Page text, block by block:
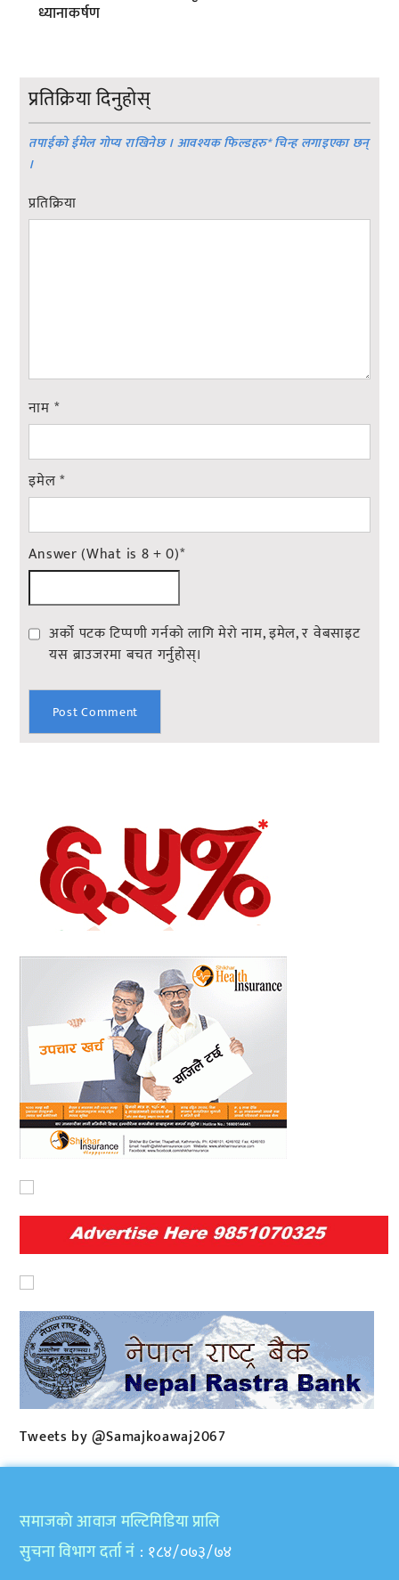
ध्यानाकर्षण
प्रतिक्रिया दिनुहोस्
तपाईको ईमेल गोप्य राखिनेछ । आवश्यक फिल्डहरु*चिन्ह लगाइएका छन्
।
प्रतिक्रिया
नाम *
इमेल*
Answer (What is 8 + 0)*
अर्को पटक टिप्पणी गर्नको लागि मेरो नाम, इमेल, र वेबसाइट
यस ब्राउजरमा बचत गर्नुहोस्।
Tweets by @Samajkoawaj2067
समाजकाे आवाज मल्टिमिडिया प्रालि
सुचना विभाग दर्ता नं : १८४/०७३/७४